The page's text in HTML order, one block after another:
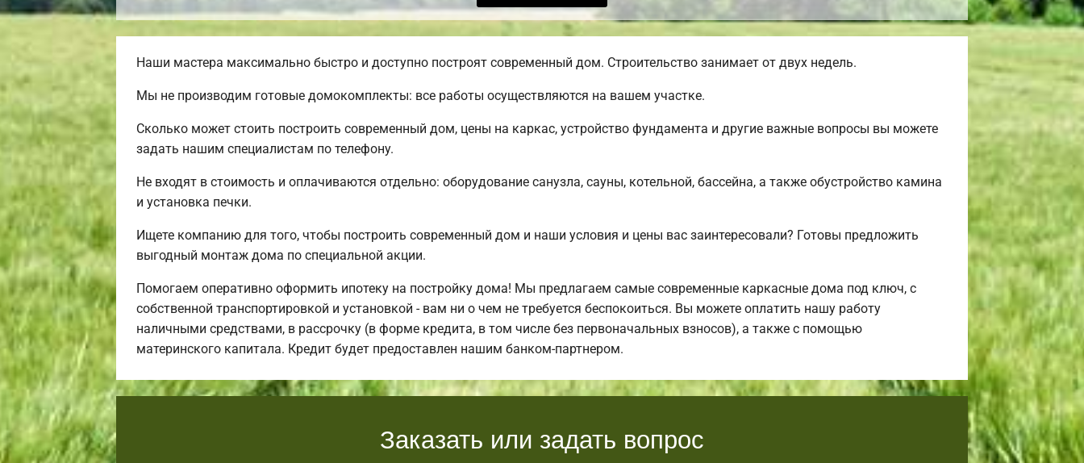
Наши мастера максимально быстро и доступно построят современный дом. Строительство занимает от двух недель.
Мы не производим готовые домокомплекты: все работы осуществляются на вашем участке.
Сколько может стоить построить современный дом, цены на каркас, устройство фундамента и другие важные вопросы вы можете
задать нашим специалистам по телефону.
Не входят в стоимость и оплачиваются отдельно: оборудование санузла, сауны, котельной, бассейна, а также обустройство камина
и установка печки.
Ищете компанию для того, чтобы построить современный дом и наши условия и цены вас заинтересовали? Готовы предложить
выгодный монтаж дома по специальной акции.
Помогаем оперативно оформить ипотеку на постройку дома! Мы предлагаем самые современные каркасные дома под ключ, с
собственной транспортировкой и установкой - вам ни о чем не требуется беспокоиться. Вы можете оплатить нашу работу
наличными средствами, в рассрочку (в форме кредита, в том числе без первоначальных взносов), а также с помощью
материнского капитала. Кредит будет предоставлен нашим банком-партнером.
Заказать или задать вопрос